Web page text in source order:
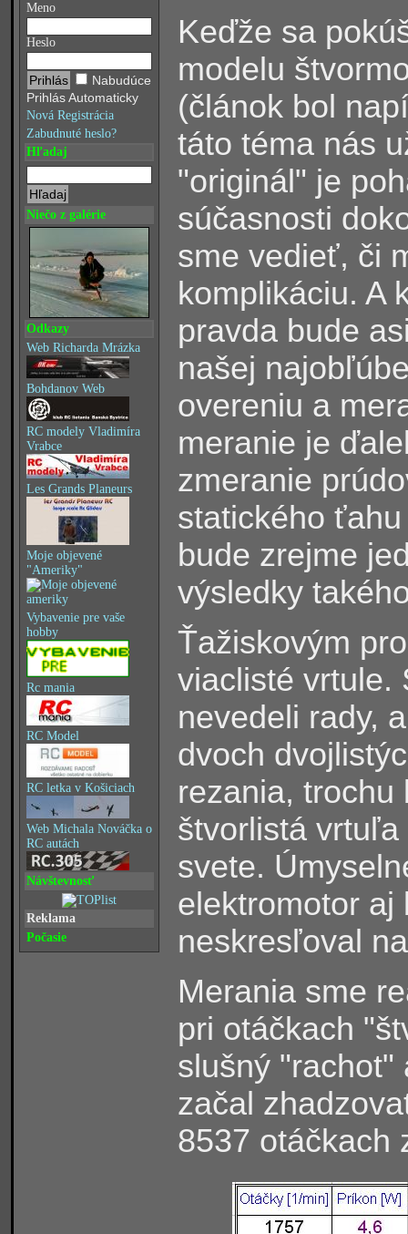
Meno
Heslo
Nabudúce
Prihlás Automaticky
Nová Registrácia
Zabudnuté heslo?
Hľadaj
Niečo z galérie
Odkazy
Web Richarda Mrázka
Bohdanov Web
RC modely Vladimíra
Vrabce
Les Grands Planeurs
Moje objevené
"Ameriky"
Vybavenie pre vaše
hobby
Rc mania
RC Model
RC letka v Košiciach
Web Michala Nováčka o
RC autách
Návštevnosť
Reklama
Počasie
Keďže sa
modelu
(článok bol
táto téma nás
"originál" je
súčasnosti
sme vedieť, či
komplikáciu. A
pravda bude
našej
overeniu a
meranie je
zmeranie
statického
bude zrejme
výsledky
Ťažiskovým
viaclisté vrtule.
nevedeli rady,
dvoch
rezania, trochu
štvorlistá
svete.
elektromotor aj
neskresľoval
Merania sme
pri otáčkach
slušný "rachot"
začal
8537 otáčkach